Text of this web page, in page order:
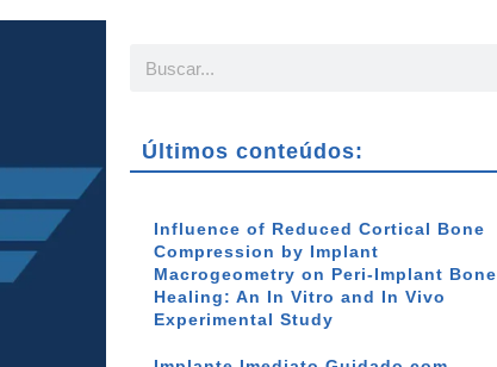
Últimos conteúdos:
Influence of Reduced Cortical Bone
Compression by Implant
Macrogeometry on Peri-Implant Bone
Healing: An In Vitro and In Vivo
Experimental Study